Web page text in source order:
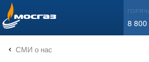
info@mos-gaz.ru
8
СМИ о нас